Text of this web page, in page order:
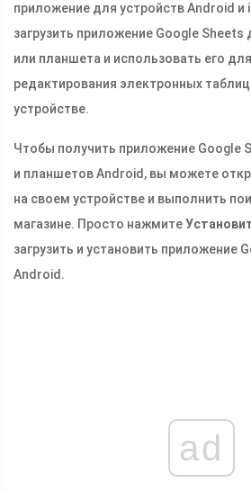
приложение для устройств Android и
загрузить приложение Google Sheets
или планшета и использовать его
редактирования электронных
устройстве.
Чтобы получить приложение Google
и планшетов Android, вы можете
на своем устройстве и выполнить
магазине. Просто нажмите
загрузить и установить приложение
Android.
ad